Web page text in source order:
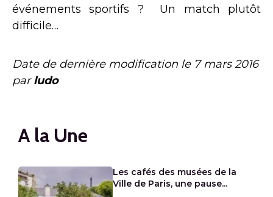
événements sportifs ? Un match plutôt
difficile…
Date de dernière modification le 7 mars 2016
parludo
A la Une
Les cafés des musées de la
Ville de Paris, une pause...